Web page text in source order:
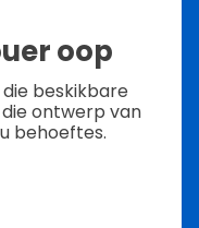
oop
beskikbare
ontwerp van
behoeftes.